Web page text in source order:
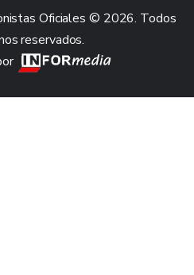
Oficiales © 2026. Todos
reservados.